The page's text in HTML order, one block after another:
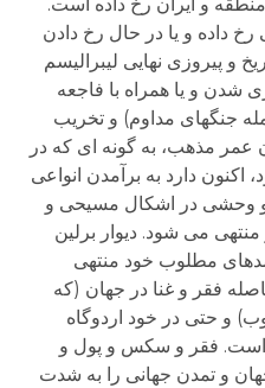
داده و یا در حال رخ دادن
و پیروزی نهایی لیبرالیسم
شدن و یا همراه با فاجعه
جنگهای مداوم) و تخریب
مذهب، به گونه ای که در
دارد به برآمدن انواعی
و وحشی در اشکال مسیحی و
می شود. دیوار برلین
مطلوب خود منتهی
فقر و غنا در جهان (که
و حتی در خود اردوگاه
است. فقر و سکس و پول و
و تمدن جهانی را به شدت